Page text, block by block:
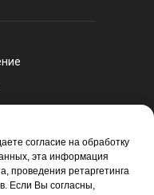
согласие на обработку
эта информация
проведения ретаргетинга
Если Вы согласны,